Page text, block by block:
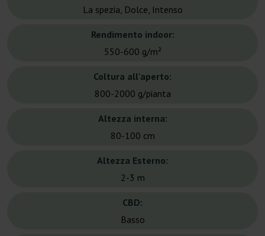
La spezia, Dolce, Intenso
Rendimento indoor:
550-600 g/m²
Coltura all'aperto:
800-2000 g/pianta
Altezza interna:
80-100 cm
Altezza Esterno:
2-3 m
CBD:
Basso